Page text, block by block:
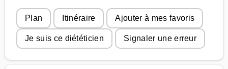
Plan Itinéraire Ajouter à mes favoris
Je suis ce diététicien Signaler une erreur